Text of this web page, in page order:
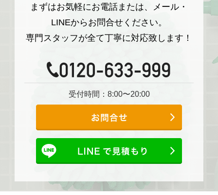
まずはお気軽にお電話または、メール・
LINEからお問合せください。
専門スタッフが全て丁寧に対応致します！
受付時間：8:00〜20:00